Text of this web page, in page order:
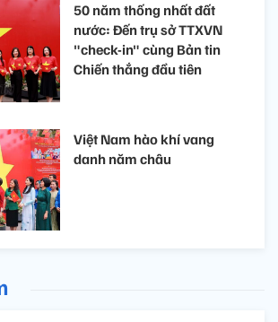
50 năm thống nhất đất
nước: Đến trụ sở TTXVN
"check-in" cùng Bản tin
Chiến thắng đầu tiên
Việt Nam hào khí vang
danh năm châu